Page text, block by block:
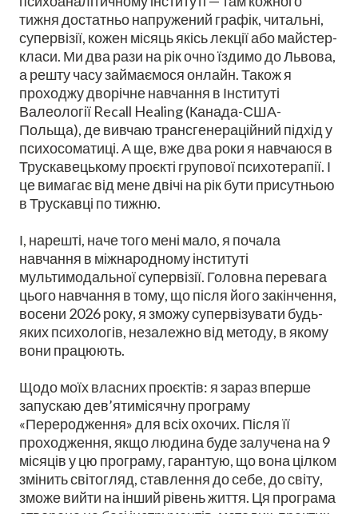
тижня достатньо напружений графік, читальні,
супервізії, кожен місяць якісь лекції або майстер-
класи. Ми два рази на рік очно їздимо до Львова,
а решту часу займаємося онлайн. Також я
проходжу дворічне навчання в Інституті
Валеології Recall Healing (Канада-США-
Польща), де вивчаю трансгенераційний підхід у
психосоматиці. А ще, вже два роки я навчаюся в
Трускавецькому проєкті групової психотерапії. І
це вимагає від мене двічі на рік бути присутньою
в Трускавці по тижню.
І, нарешті, наче того мені мало, я почала
навчання в міжнародному інституті
мультимодальної супервізії. Головна перевага
цього навчання в тому, що після його закінчення,
восени 2026 року, я зможу супервізувати будь-
яких психологів, незалежно від методу, в якому
вони працюють.
Щодо моїх власних проєктів: я зараз вперше
запускаю дев’ятимісячну програму
«Переродження» для всіх охочих. Після її
проходження, якщо людина буде залучена на 9
місяців у цю програму, гарантую, що вона цілком
змінить світогляд, ставлення до себе, до світу,
зможе вийти на інший рівень життя. Ця програма